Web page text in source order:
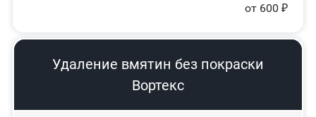
от 600 ₽
Удаление вмятин без покраски
Вортекс